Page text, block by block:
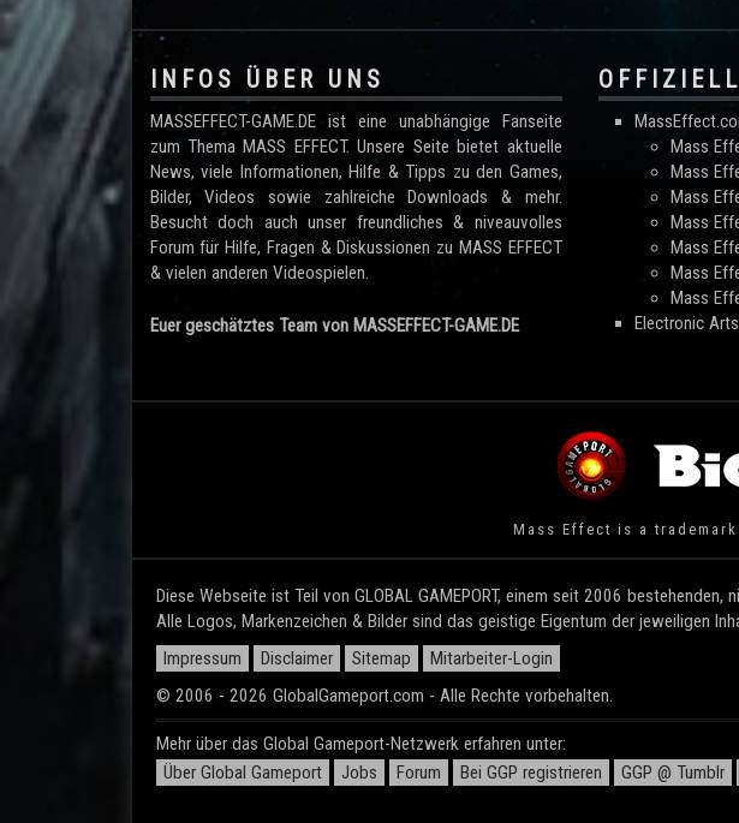
.
INFOS ÜBER UNS
MASSEFFECT-GAME.DE ist eine unabhängige Fanseite
zum Thema MASS EFFECT. Unsere Seite bietet aktuelle
News, viele Informationen, Hilfe & Tipps zu den Games,
Bilder, Videos sowie zahlreiche Downloads & mehr.
Besucht doch auch unser freundliches & niveauvolles
Forum für Hilfe, Fragen & Diskussionen zu MASS EFFECT
& vielen anderen Videospielen.
Euer geschätztes Team von MASSEFFECT-GAME.DE
Mass
Mass
Mass
Mass
Mass
Mass
Mass
Electronic Arts
Mass Effect is a
Diese Webseite ist Teil von GLOBAL GAMEPORT, einem seit 2006
Alle Logos, Markenzeichen & Bilder sind das geistige Eigentum der jeweiligen
Impressum
Disclaimer Sitemap
Mitarbeiter-Login
© 2006 - 2026 GlobalGameport.com - Alle Rechte vorbehalten.
Mehr über das Global Gameport-Netzwerk erfahren unter:
Über Global Gameport
Jobs Forum Bei GGP registrieren GGP @ Tumblr